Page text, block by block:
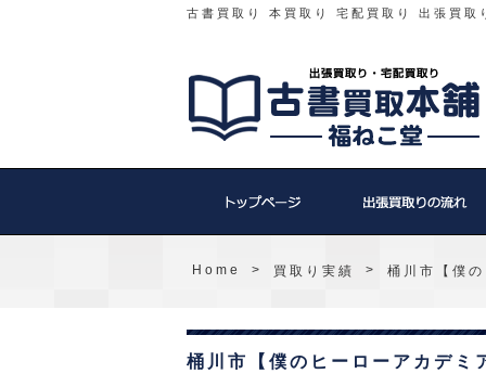
古書買取り 本買取り 宅配買取り 出張買取
Home > 買取り実績 > 桶川市【僕
桶川市【僕のヒーローアカデミ